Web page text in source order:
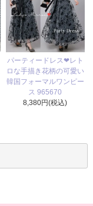
パーティードレス❤レト
ロな手描き花柄の可愛い
韓国フォーマルワンピー
ス 965670
8,380円(税込)